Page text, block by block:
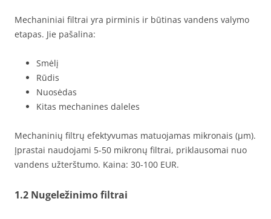
Mechaniniai filtrai yra pirminis ir būtinas vandens valymo
etapas. Jie pašalina:
Smėlį
Rūdis
Nuosėdas
Kitas mechanines daleles
Mechaninių filtrų efektyvumas matuojamas mikronais (μm).
Įprastai naudojami 5-50 mikronų filtrai, priklausomai nuo
vandens užterštumo. Kaina: 30-100 EUR.
1.2 Nugeležinimo filtrai